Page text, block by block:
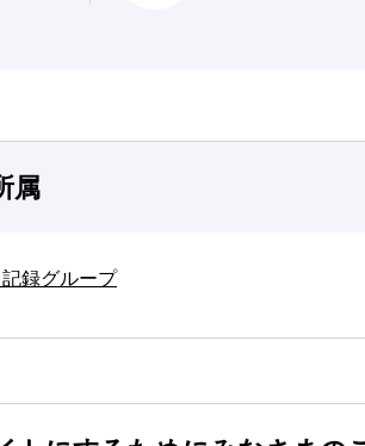
属
録グループ